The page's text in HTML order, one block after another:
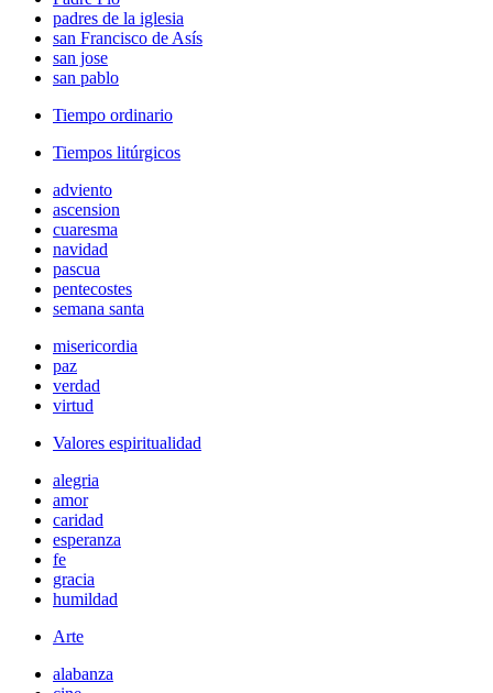
padres de la iglesia
san Francisco de Asís
san jose
san pablo
Tiempo ordinario
Tiempos litúrgicos
adviento
ascension
cuaresma
navidad
pascua
pentecostes
semana santa
misericordia
paz
verdad
virtud
Valores espiritualidad
alegria
amor
caridad
esperanza
fe
gracia
humildad
Arte
alabanza